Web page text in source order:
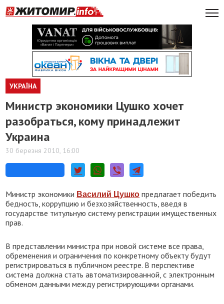
УКРАЇНА
Министр экономики Цушко хочет
разобраться, кому принадлежит
Украина
30 березня 2010, 16:00
Министр экономики Василий Цушко предлагает победить
бедность, коррупцию и безхозяйственность, введя в
государстве титульную систему регистрации имущественных
прав.
В представлении министра при новой системе все права,
обременения и ограничения по конкретному объекту будут
регистрироваться в публичном реестре. В перспективе
система должна стать автоматизированной, с электронным
обменом данными между регистрирующими органами.